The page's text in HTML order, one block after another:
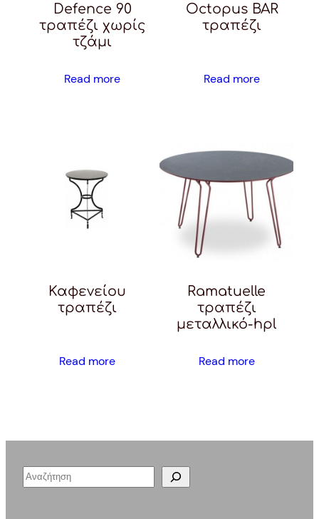
Defence 90
τραπέζι χωρίς
τζάμι
Read more
Octopus BAR
τραπέζι
Read more
Καφενείου
τραπέζι
Read more
Ramatuelle
τραπέζι
μεταλλικό-hpl
Read more
S
e